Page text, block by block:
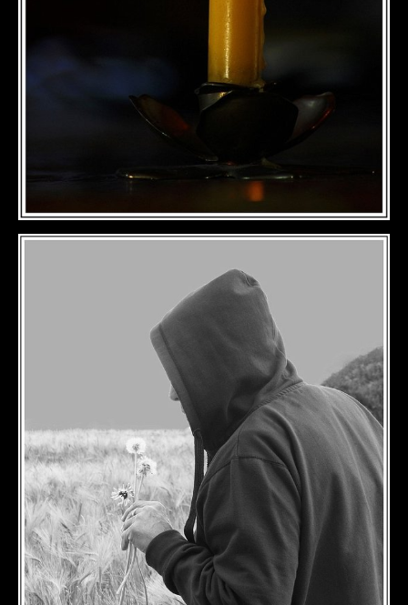
DÉTAILS